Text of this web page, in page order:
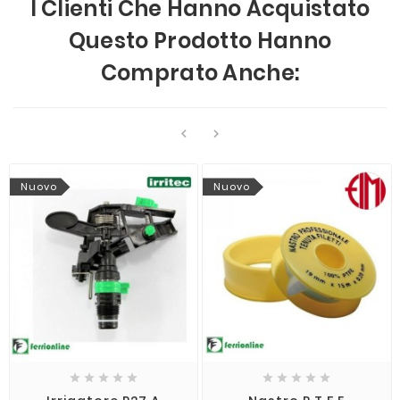
I Clienti Che Hanno Acquistato
Questo Prodotto Hanno
Comprato Anche:
 
Nuovo
    
Nuovo
    